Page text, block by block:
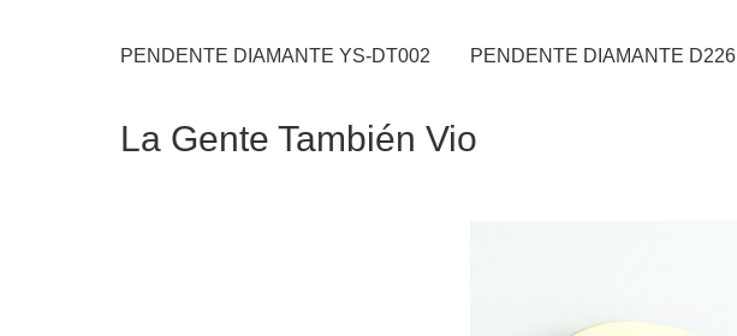
PENDENTE DIAMANTE YS-DT002 PENDENTE DIAMANTE D226
La Gente También Vio